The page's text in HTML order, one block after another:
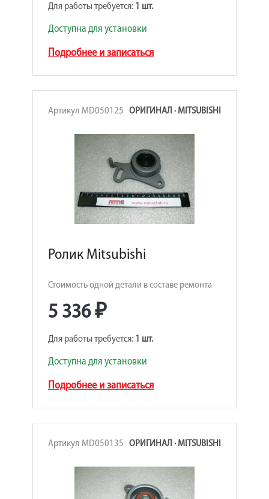
Для работы требуется: 1 шт.
Доступна для установки
Подробнее и записаться
Артикул MD050125 ОРИГИНАЛ · MITSUBISHI
Ролик Mitsubishi
Стоимость одной детали в составе ремонта
5 336 ₽
Для работы требуется: 1 шт.
Доступна для установки
Подробнее и записаться
Артикул MD050135 ОРИГИНАЛ · MITSUBISHI